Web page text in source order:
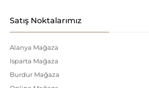
Satış Noktalarımız
Alanya Mağaza
Isparta Mağaza
Burdur Mağaza